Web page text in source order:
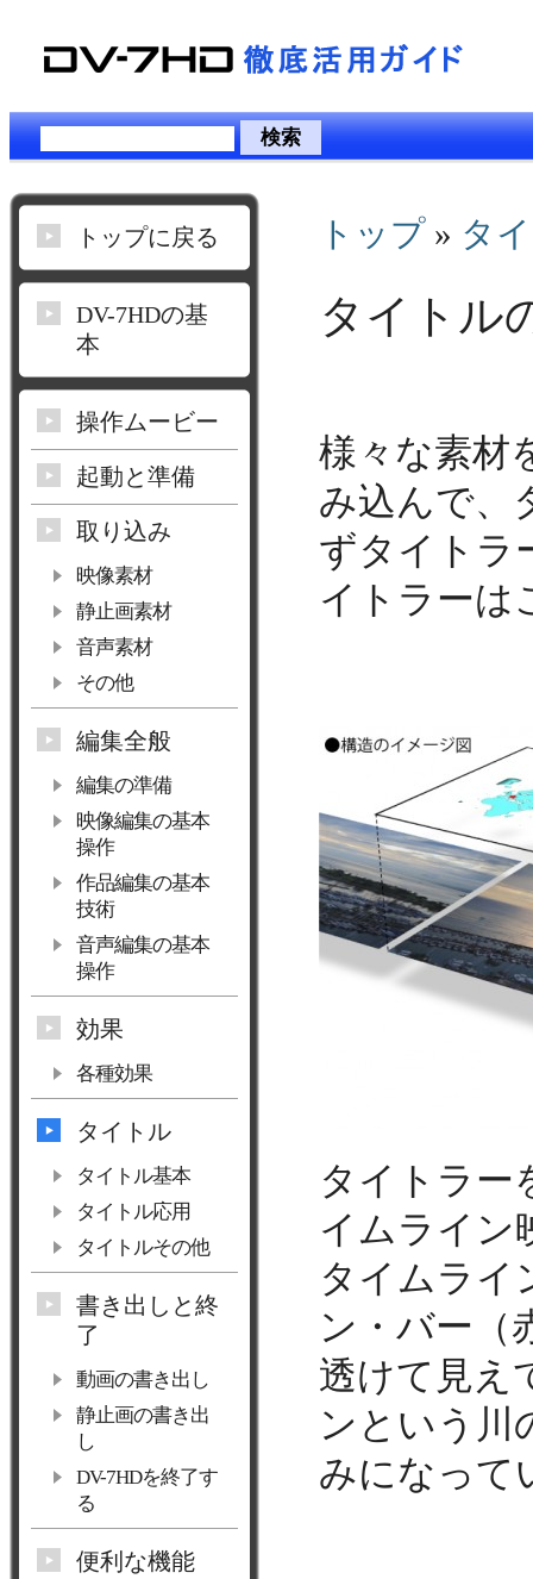
トップ » タ
タイトル
様々な素材
み込んで、
ずタイトラ
イトラーは
タイトラー
イムライン
タイムライ
ン・バー（
透けて見え
ンという川
みになって
トップに戻る
DV-7HDの基
本
操作ムービー
起動と準備
取り込み
映像素材
静止画素材
音声素材
その他
編集全般
編集の準備
映像編集の基本
操作
作品編集の基本
技術
音声編集の基本
操作
効果
各種効果
タイトル
タイトル基本
タイトル応用
タイトルその他
書き出しと終
了
動画の書き出し
静止画の書き出
し
DV-7HDを終了す
る
便利な機能